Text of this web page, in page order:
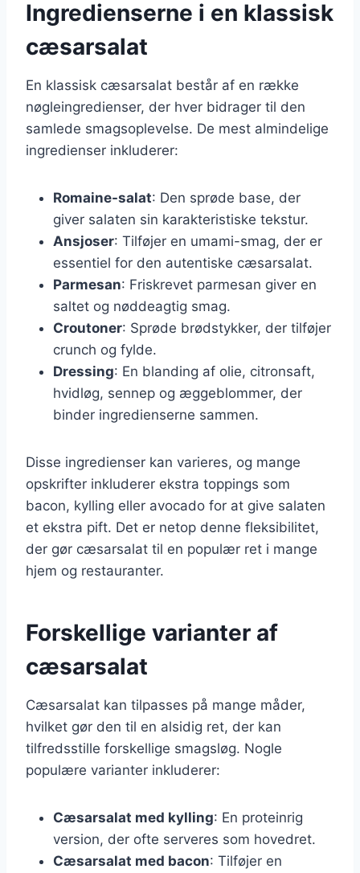
Ingredienserne i en klassisk
cæsarsalat
En klassisk cæsarsalat består af en række
nøgleingredienser, der hver bidrager til den
samlede smagsoplevelse. De mest almindelige
ingredienser inkluderer:
Romaine-salat: Den sprøde base, der
giver salaten sin karakteristiske tekstur.
Ansjoser: Tilføjer en umami-smag, der er
essentiel for den autentiske cæsarsalat.
Parmesan: Friskrevet parmesan giver en
saltet og nøddeagtig smag.
Croutoner: Sprøde brødstykker, der tilføjer
crunch og fylde.
Dressing: En blanding af olie, citronsaft,
hvidløg, sennep og æggeblommer, der
binder ingredienserne sammen.
Disse ingredienser kan varieres, og mange
opskrifter inkluderer ekstra toppings som
bacon, kylling eller avocado for at give salaten
et ekstra pift. Det er netop denne fleksibilitet,
der gør cæsarsalat til en populær ret i mange
hjem og restauranter.
Forskellige varianter af
cæsarsalat
Cæsarsalat kan tilpasses på mange måder,
hvilket gør den til en alsidig ret, der kan
tilfredsstille forskellige smagsløg. Nogle
populære varianter inkluderer:
Cæsarsalat med kylling: En proteinrig
version, der ofte serveres som hovedret.
Cæsarsalat med bacon: Tilføjer en